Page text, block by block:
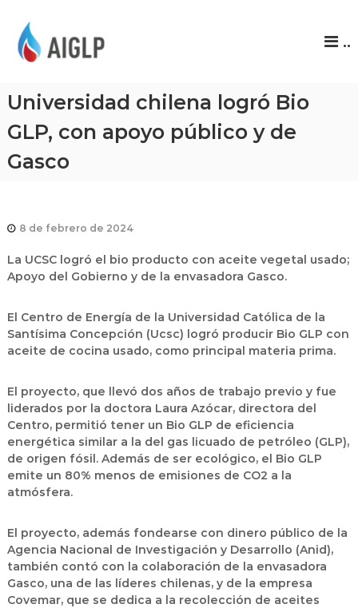
P
..
Universidad chilena logró Bio
GLP, con apoyo público y de
Gasco
8 de febrero de 2024
La UCSC logró el bio producto con aceite vegetal usado;
Apoyo del Gobierno y de la envasadora Gasco.
El Centro de Energía de la Universidad Católica de la
Santísima Concepción (Ucsc) logró producir Bio GLP con
aceite de cocina usado, como principal materia prima.
El proyecto, que llevó dos años de trabajo previo y fue
liderados por la doctora Laura Azócar, directora del
Centro, permitió tener un Bio GLP de eficiencia
energética similar a la del gas licuado de petróleo (GLP),
de origen fósil. Además de ser ecológico, el Bio GLP
emite un 80% menos de emisiones de CO2 a la
atmósfera.
El proyecto, además fondearse con dinero público de la
Agencia Nacional de Investigación y Desarrollo (Anid),
también contó con la colaboración de la envasadora
Gasco, una de las líderes chilenas, y de la empresa
Covemar, que se dedica a la recolección de aceites